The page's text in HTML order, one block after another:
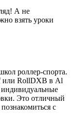
А не
взять уроки
роллер-спорта.
или RollDXB в Al
Это отличный
с